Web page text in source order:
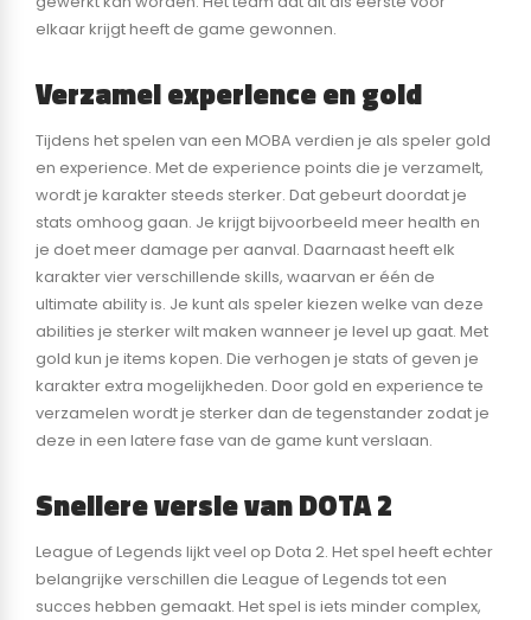
elkaar krijgt heeft de game gewonnen.
Verzamel experience en gold
Tijdens het spelen van een MOBA verdien je als speler gold
en experience. Met de experience points die je verzamelt,
wordt je karakter steeds sterker. Dat gebeurt doordat je
stats omhoog gaan. Je krijgt bijvoorbeeld meer health en
je doet meer damage per aanval. Daarnaast heeft elk
karakter vier verschillende skills, waarvan er één de
ultimate ability is. Je kunt als speler kiezen welke van deze
abilities je sterker wilt maken wanneer je level up gaat. Met
gold kun je items kopen. Die verhogen je stats of geven je
karakter extra mogelijkheden. Door gold en experience te
verzamelen wordt je sterker dan de tegenstander zodat je
deze in een latere fase van de game kunt verslaan.
Snellere versie van DOTA 2
League of Legends lijkt veel op Dota 2. Het spel heeft echter
belangrijke verschillen die League of Legends tot een
succes hebben gemaakt. Het spel is iets minder complex,